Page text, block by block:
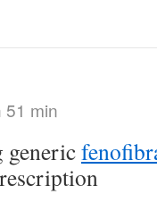
51 min